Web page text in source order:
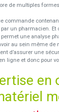
de multiples
commande
un pharmacien.
une analyse
au sein même de
d’assurer une
ligne et donc pour
en